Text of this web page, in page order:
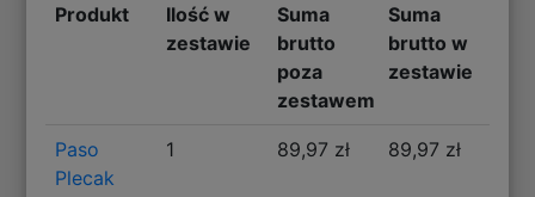
Produkt
Ilość w
zestawie
Suma
brutto
poza
zestawem
Suma
brutto w
zestawie
Paso
Plecak
1 89,97 zł 89,97 zł